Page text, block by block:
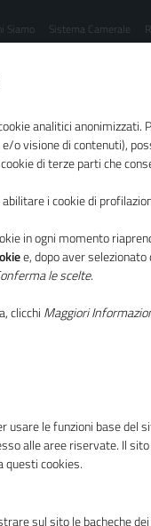
Siamo Sistema Camerale
camerale
Imprese
analitici anonimizzati.
o visione di contenuti),
di terze parti che
i cookie di
in ogni momento
e, dopo aver
le scelte.
clicchi Maggiori
usare le funzioni base del
alle aree riservate. Il
cookies.
sul sito le bacheche